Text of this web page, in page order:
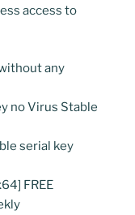
access to
any
no Virus Stable
serial key
FREE